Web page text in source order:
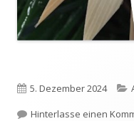
Veröffentlicht
am
5. Dezember 2024
Hinterlasse einen